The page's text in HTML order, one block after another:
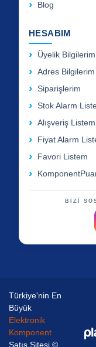
Blog
HESABIM
Üyelik Bilgilerim
Adres Bilgilerim
Siparişlerim
Stok Alarm
Alışveriş Listem
Fiyat Alarm
Favori Listem
BİZİ
Türkiye'nin En
Büyük
Elektronik
Komponent
Satış Sitesi ©